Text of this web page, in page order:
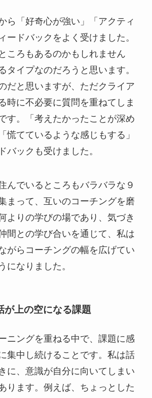
ら「好奇心が強い」「アクティ
ードバックをよく受けました。
ころもあるのかもしれません
タイプなのだろうと思います。
だと思いますが、ただクライア
時に不必要に質問を重ねてしま
す。「考えたかったことが深め
慌てているような感じもする」
バックも受けました。
んでいるところもバラバラな９
まって、互いのコーチングを磨
よりの学びの場であり、気づき
間との学び合いを通じて、私は
がらコーチングの幅を広げてい
になりました。
が上の空になる課題
ニングを重ねる中で、課題に感
集中し続けることです。私は話
に、意識が自分に向いてしまい
ります。例えば、ちょっとした